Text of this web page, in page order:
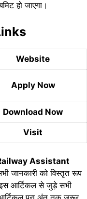
हो जाएगा।
Website
Apply Now
Download Now
Visit
Assistant
जानकारी को विस्तृत रूप
आर्टिकल से जुड़े सभी